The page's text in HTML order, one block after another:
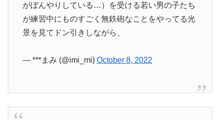
がぼんやりしている…）を受ける若い男の子たち
が練習中にものすごく無鉄砲なことをやってる光
景を見てドン引きしながら、
— ***まみ (@imi_mi) October 8, 2022